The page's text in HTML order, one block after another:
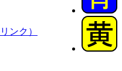
ンク）